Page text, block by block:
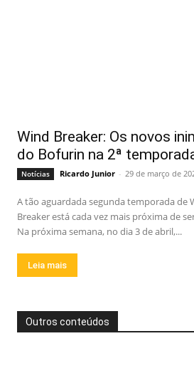
Wind Breaker: Os novos
do Bofurin na 2ª
Notícias Ricardo Junior - 29 de março de
A tão aguardada segunda temporada de
Breaker está cada vez mais próxima de
Na próxima semana, no dia 3 de abril,...
Leia mais
Outros conteúdos